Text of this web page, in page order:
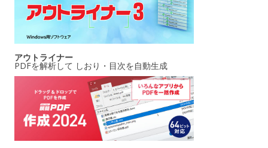
アウトライナー
PDFを解析して しおり・目次を自動生成